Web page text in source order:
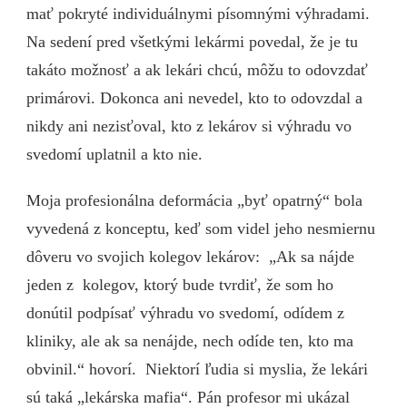
mať pokryté individuálnymi písomnými výhradami.
Na sedení pred všetkými lekármi povedal, že je tu
takáto možnosť a ak lekári chcú, môžu to odovzdať
primárovi. Dokonca ani nevedel, kto to odovzdal a
nikdy ani nezisťoval, kto z lekárov si výhradu vo
svedomí uplatnil a kto nie.
Moja profesionálna deformácia „byť opatrný“ bola
vyvedená z konceptu, keď som videl jeho nesmiernu
dôveru vo svojich kolegov lekárov: „Ak sa nájde
jeden z kolegov, ktorý bude tvrdiť, že som ho
donútil podpísať výhradu vo svedomí, odídem z
kliniky, ale ak sa nenájde, nech odíde ten, kto ma
obvinil.“ hovorí. Niektorí ľudia si myslia, že lekári
sú taká „lekárska mafia“. Pán profesor mi ukázal